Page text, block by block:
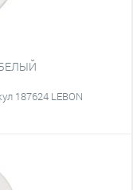
187624 LEBON